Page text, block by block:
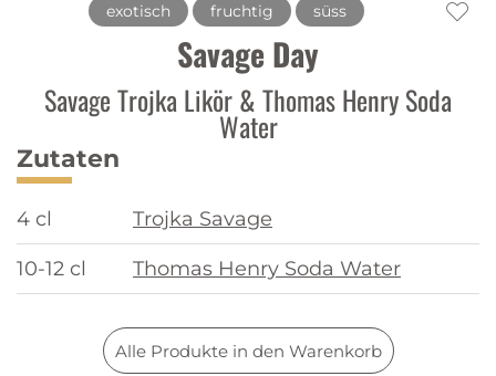
exotisch fruchtig süss
Savage Day
Savage Trojka Likör & Thomas Henry Soda
Water
Zutaten
4 cl Trojka Savage
10-12 cl Thomas Henry Soda Water
Alle Produkte in den Warenkorb